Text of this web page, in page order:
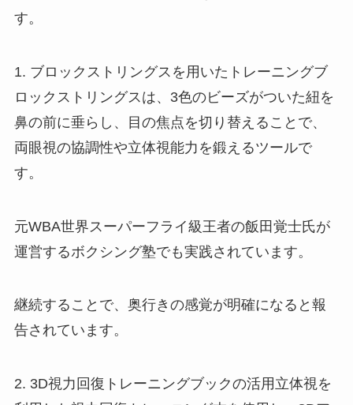
す。
1. ブロックストリングスを用いたトレーニングブ
ロックストリングスは、3色のビーズがついた紐を
鼻の前に垂らし、目の焦点を切り替えることで、
両眼視の協調性や立体視能力を鍛えるツールで
す。
元WBA世界スーパーフライ級王者の飯田覚士氏が
運営するボクシング塾でも実践されています。
継続することで、奥行きの感覚が明確になると報
告されています。
2. 3D視力回復トレーニングブックの活用立体視を